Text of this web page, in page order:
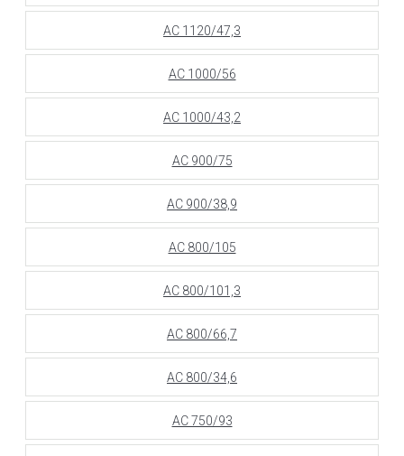
АС 1120/47,3
АС 1000/56
АС 1000/43,2
АС 900/75
АС 900/38,9
АС 800/105
АС 800/101,3
АС 800/66,7
АС 800/34,6
АС 750/93